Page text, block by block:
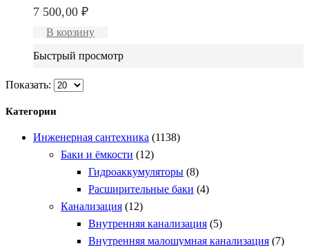
7 500,00 ₽
В корзину
Быстрый просмотр
Показать:
Категории
Инженерная сантехника (1138)
Баки и ёмкости (12)
Гидроаккумуляторы (8)
Расширительные баки (4)
Канализация (12)
Внутренняя канализация (5)
Внутренняя малошумная канализация (7)